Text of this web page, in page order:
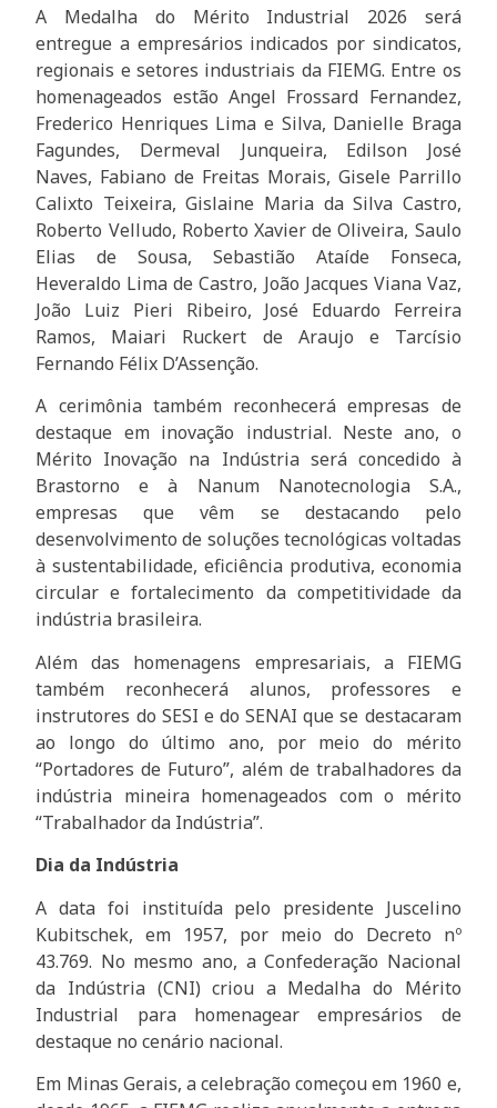
A Medalha do Mérito Industrial 2026 será
entregue a empresários indicados por sindicatos,
regionais e setores industriais da FIEMG. Entre os
homenageados estão Angel Frossard Fernandez,
Frederico Henriques Lima e Silva, Danielle Braga
Fagundes, Dermeval Junqueira, Edilson José
Naves, Fabiano de Freitas Morais, Gisele Parrillo
Calixto Teixeira, Gislaine Maria da Silva Castro,
Roberto Velludo, Roberto Xavier de Oliveira, Saulo
Elias de Sousa, Sebastião Ataíde Fonseca,
Heveraldo Lima de Castro, João Jacques Viana Vaz,
João Luiz Pieri Ribeiro, José Eduardo Ferreira
Ramos, Maiari Ruckert de Araujo e Tarcísio
Fernando Félix D’Assenção.
A cerimônia também reconhecerá empresas de
destaque em inovação industrial. Neste ano, o
Mérito Inovação na Indústria será concedido à
Brastorno e à Nanum Nanotecnologia S.A.,
empresas que vêm se destacando pelo
desenvolvimento de soluções tecnológicas voltadas
à sustentabilidade, eficiência produtiva, economia
circular e fortalecimento da competitividade da
indústria brasileira.
Além das homenagens empresariais, a FIEMG
também reconhecerá alunos, professores e
instrutores do SESI e do SENAI que se destacaram
ao longo do último ano, por meio do mérito
“Portadores de Futuro”, além de trabalhadores da
indústria mineira homenageados com o mérito
“Trabalhador da Indústria”.
Dia da Indústria
A data foi instituída pelo presidente Juscelino
Kubitschek, em 1957, por meio do Decreto nº
43.769. No mesmo ano, a Confederação Nacional
da Indústria (CNI) criou a Medalha do Mérito
Industrial para homenagear empresários de
destaque no cenário nacional.
Em Minas Gerais, a celebração começou em 1960 e,